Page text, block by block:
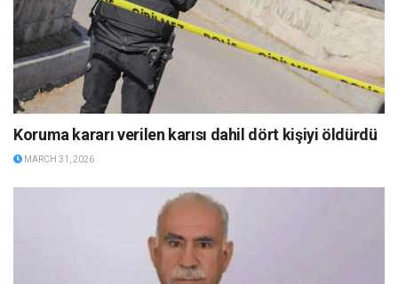
Koruma kararı verilen karısı dahil dört kişiyi öldürdü
MARCH 31, 2026